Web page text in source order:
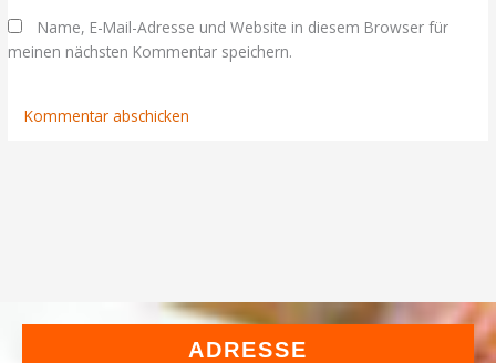
Name, E-Mail-Adresse und Website in diesem Browser für
meinen nächsten Kommentar speichern.
ADRESSE